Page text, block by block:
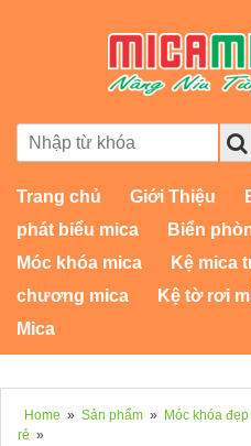
Trang chủ Giới Thiệu
phát biểu mica
Biển
Móc khóa mica
Kệ mica
chương mica
Kệ tờ rơi
Mica
Home » Sản phẩm » Móc khóa
rẻ »